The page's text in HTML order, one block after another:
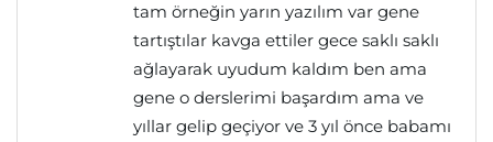
tam örneğin yarın yazılım var gene
tartıştılar kavga ettiler gece saklı saklı
ağlayarak uyudum kaldım ben ama
gene o derslerimi başardım ama ve
yıllar gelip geçiyor ve 3 yıl önce babamı